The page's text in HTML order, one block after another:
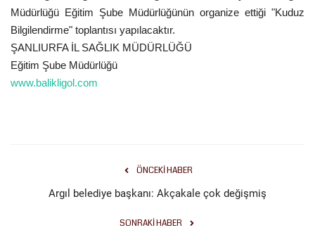
Müdürlüğü Eğitim Şube Müdürlüğünün organize ettiği "Kuduz
Bilgilendirme" toplantısı yapılacaktır.
ŞANLIURFA İL SAĞLIK MÜDÜRLÜĞÜ
Eğitim Şube Müdürlüğü
www.balikligol.com
ÖNCEKI HABER
Argıl belediye başkanı: Akçakale çok değişmiş
SONRAKI HABER